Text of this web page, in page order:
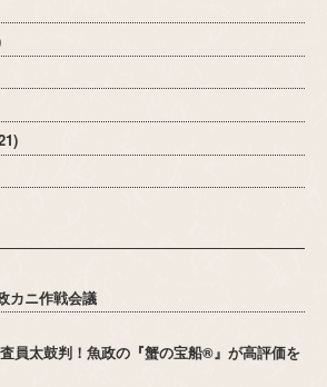
ニ作戦会議
員太鼓判！魚政の『蟹の宝船®』が高評価を